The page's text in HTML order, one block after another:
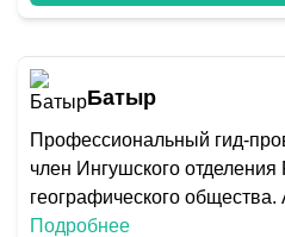
Батыр
Профессиональный гид-
член Ингушского отделения
географического
Подробнее